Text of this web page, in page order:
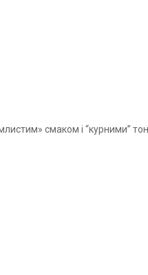
смаком і “курними”